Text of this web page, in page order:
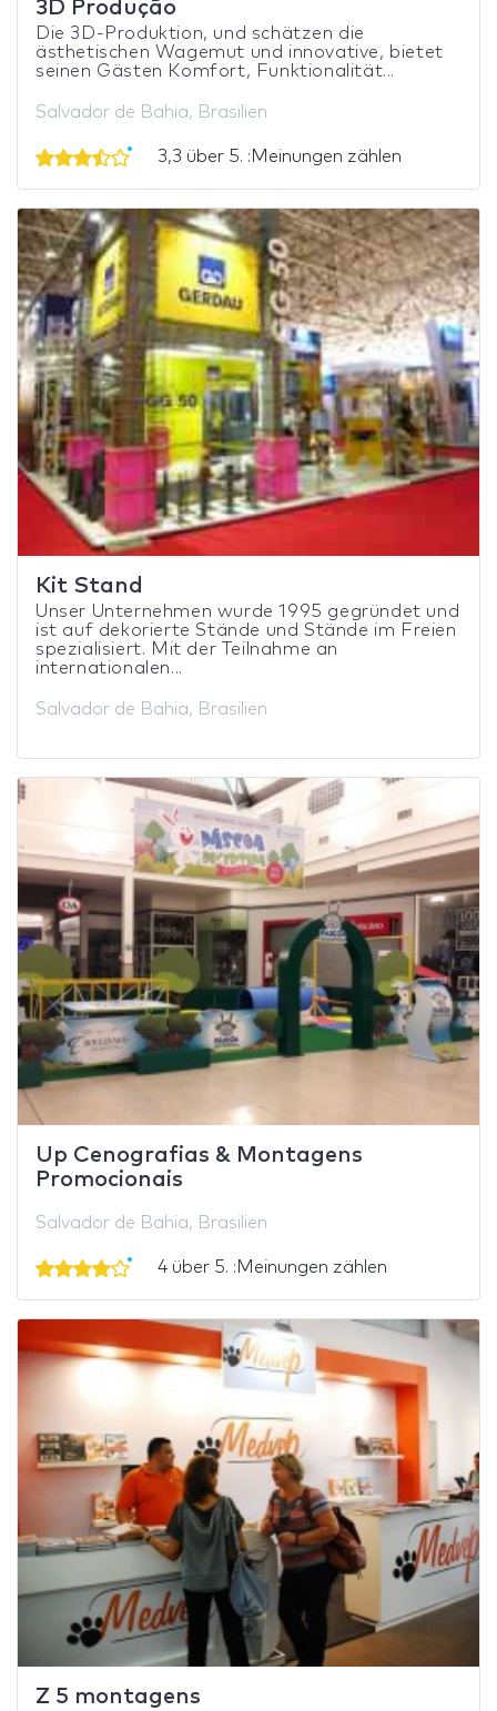
3D Produção
Die 3D-Produktion, und schätzen die
ästhetischen Wagemut und innovative, bietet
seinen Gästen Komfort, Funktionalität...
Salvador de Bahia, Brasilien
3,3 über 5. :Meinungen zählen
Kit Stand
Unser Unternehmen wurde 1995 gegründet und
ist auf dekorierte Stände und Stände im Freien
spezialisiert. Mit der Teilnahme an
internationalen...
Salvador de Bahia, Brasilien
Up Cenografias & Montagens
Promocionais
Salvador de Bahia, Brasilien
4 über 5. :Meinungen zählen
Z 5 montagens